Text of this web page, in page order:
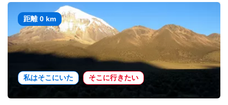
距離 0 km
私はそこにいた そこに行きたい